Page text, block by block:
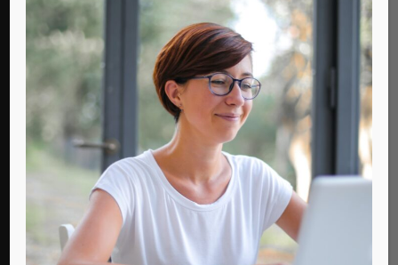
Μισός αιώνας ζωής
Contemporary Life
Ποιον τύπο Λυκείου να επιλέξω;
Contemporary Life
POPULAR POSTS
Η Θεραπεία- Sebastian Fitzek